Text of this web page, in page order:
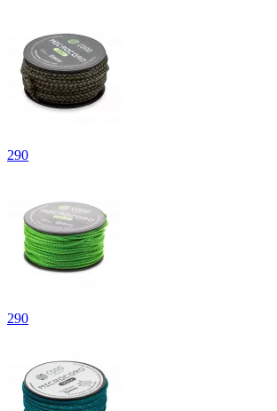
290
290